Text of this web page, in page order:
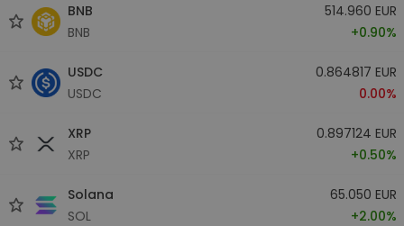
BNB
BNB
514.960 EUR
+0.90%
USDC
USDC
0.864817 EUR
0.00%
XRP
XRP
0.897124 EUR
+0.50%
Solana
SOL
65.050 EUR
+2.00%